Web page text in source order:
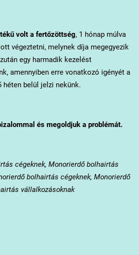
volt a fertőzöttség, 1 hónap múlva
végeztetni, melynek díja megegyezik
egy harmadik kezelést
amennyiben erre vonatkozó igényét a
belül jelzi nekünk.
és megoldjuk a problémát.
cégeknek, Monorierdő bolhairtás
bolhairtás cégeknek, Monorierdő
vállalkozásoknak